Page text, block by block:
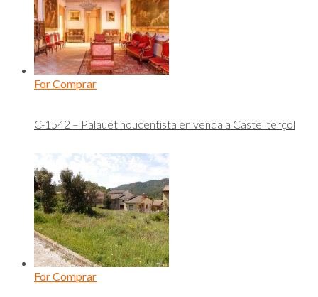
For Comprar
C-1542 – Palauet noucentista en venda a Castellterçol
For Comprar